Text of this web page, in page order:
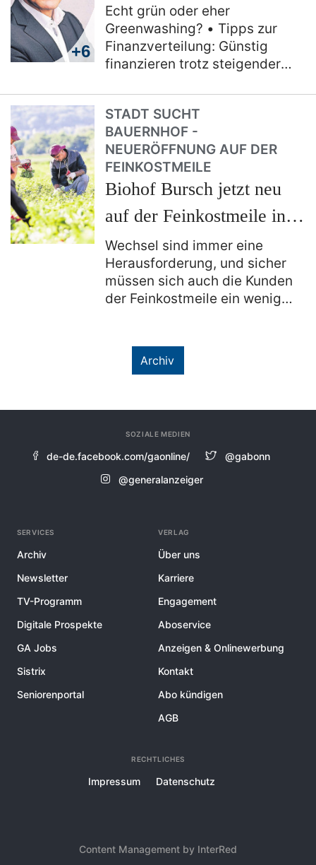
+6
Echt grün oder eher
Greenwashing?
Tipps zur
Finanzverteilung: Günstig
finanzieren trotz steigender
kostet wertvolle Rendite
Erst einmal überlegen, ob
man den Kauf wirklich
braucht
Tipps von
Investitionsexperten: Nicht
die Geduld verlieren
STADT SUCHT
BAUERNHOF -
NEUERÖFFNUNG AUF DER
FEINKOSTMEILE
Biohof Bursch jetzt neu
auf der Feinkostmeile in
Bonn-Endenich
Wechsel sind immer eine
Herausforderung, und sicher
müssen sich auch die Kunden
der Feinkostmeile ein wenig
neuer Mieter in die Meile am
Knauber-Haus, der viele
gewöhnen müssen", meint
Lothar Tolksdorf, der für den
Biohof...
Archiv
SOZIALE MEDIEN
de-de.facebook.com/gaonline/
@gabonn
@generalanzeiger
SERVICES
Archiv
Newsletter
TV-Programm
Digitale Prospekte
GA Jobs
Sistrix
Seniorenportal
VERLAG
Über uns
Karriere
Engagement
Aboservice
Anzeigen & Onlinewerbung
Kontakt
Abo kündigen
AGB
RECHTLICHES
Impressum Datenschutz
Content Management by InterRed